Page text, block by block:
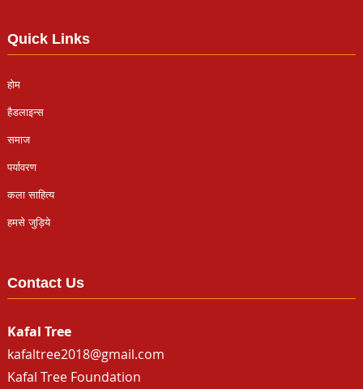
Quick Links
होम
हैडलाइन्स
समाज
पर्यावरण
कला साहित्य
हमसे जुड़िये
Contact Us
Kafal Tree
kafaltree2018@gmail.com
Kafal Tree Foundation